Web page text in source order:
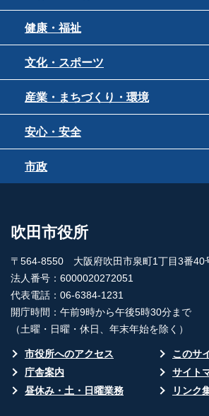
健康・福祉
文化・スポーツ
産業・まちづくり・環境
安心・安全
市政
吹田市役所
〒564-8550 大阪府吹田市泉町1丁目3番40
法人番号：6000020272051
代表電話：06-6384-1231
開庁時間：午前9時から午後5時30分まで
（土曜・日曜・休日、年末年始を除く）
市役所へのアクセス
このサ
庁舎案内
サイト
昼休み・土・日曜業務
リンク